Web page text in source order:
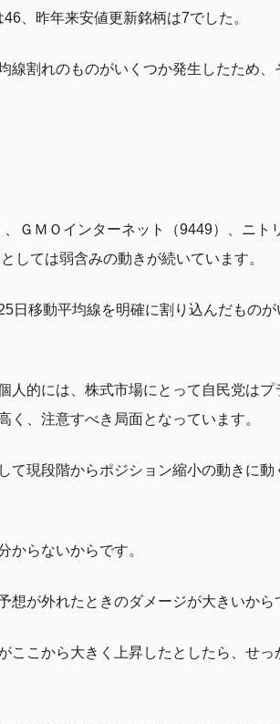
、昨年来安値更新銘柄は7でした。
線割れのものがいくつか発生したため、
ＧＭＯインターネット（9449）、ニト
しては弱含みの動きが続いています。
日移動平均線を明確に割り込んだものが
人的には、株式市場にとって自民党はプ
、注意すべき局面となっています。
て現段階からポジション縮小の動きに動
からないからです。
が外れたときのダメージが大きいから
ここから大きく上昇したとしたら、せっ